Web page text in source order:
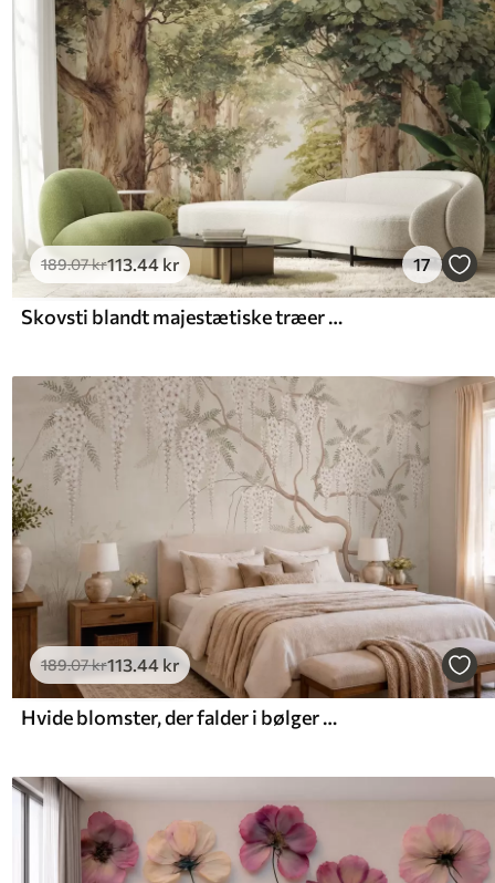
189.07kr113.44 kr 17
Skovsti blandt majestætiske træer i akvarelstil
189.07kr113.44 kr
Hvide blomster, der falder i bølger over det stille vand